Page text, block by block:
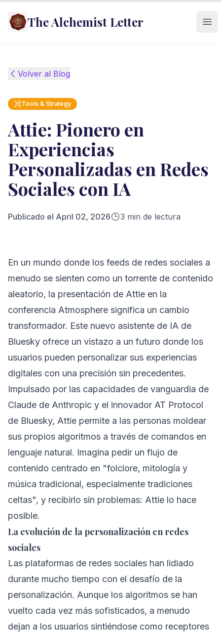
The Alchemist Letter
Volver al Blog
Tools & Strategy
Attie: Pionero en
Experiencias
Personalizadas en Redes
Sociales con IA
Publicado el April 02, 2026 3 min de lectura
En un mundo donde los feeds de redes sociales a
menudo se sienten como un torrente de contenido
aleatorio, la presentación de Attie en la
conferencia Atmosphere significa un cambio
transformador. Este nuevo asistente de IA de
Bluesky ofrece un vistazo a un futuro donde los
usuarios pueden personalizar sus experiencias
digitales con una precisión sin precedentes.
Impulsado por las capacidades de vanguardia de
Claude de Anthropic y el innovador AT Protocol
de Bluesky, Attie permite a las personas moldear
sus propios algoritmos a través de comandos en
lenguaje natural. Imagina pedir un flujo de
contenido centrado en "folclore, mitología y
música tradicional, especialmente tradiciones
celtas", y recibirlo sin problemas: Attie lo hace
posible.
La evolución de la personalización en redes
sociales
Las plataformas de redes sociales han lidiado
durante mucho tiempo con el desafío de la
personalización. Aunque los algoritmos se han
vuelto cada vez más sofisticados, a menudo
dejan a los usuarios sintiéndose como receptores